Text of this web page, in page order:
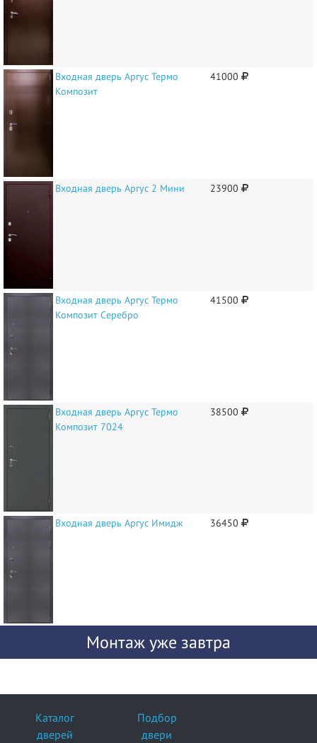
Входная дверь Аргус Термо
Композит
41000
Входная дверь Аргус 2 Мини 23900
Входная дверь Аргус Термо
Композит Серебро
41500
Входная дверь Аргус Термо
Композит 7024
38500
Входная дверь Аргус Имидж 36450
Монтаж уже завтра
Каталог
дверей
Подбор
двери